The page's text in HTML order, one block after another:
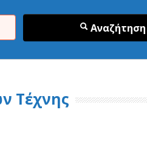
Αναζήτηση
Τέχνης